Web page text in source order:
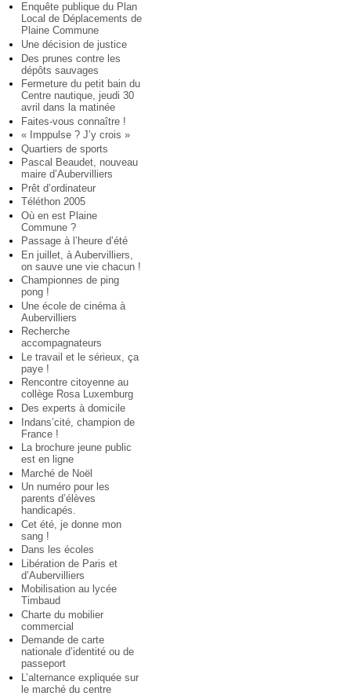
Enquête publique du Plan
Local de Déplacements de
Plaine Commune
Une décision de justice
Des prunes contre les
dépôts sauvages
Fermeture du petit bain du
Centre nautique, jeudi 30
avril dans la matinée
Faites-vous connaître !
« Imppulse ? J’y crois »
Quartiers de sports
Pascal Beaudet, nouveau
maire d’Aubervilliers
Prêt d’ordinateur
Téléthon 2005
Où en est Plaine
Commune ?
Passage à l’heure d’été
En juillet, à Aubervilliers,
on sauve une vie chacun !
Championnes de ping
pong !
Une école de cinéma à
Aubervilliers
Recherche
accompagnateurs
Le travail et le sérieux, ça
paye !
Rencontre citoyenne au
collège Rosa Luxemburg
Des experts à domicile
Indans’cité, champion de
France !
La brochure jeune public
est en ligne
Marché de Noël
Un numéro pour les
parents d’élèves
handicapés.
Cet été, je donne mon
sang !
Dans les écoles
Libération de Paris et
d’Aubervilliers
Mobilisation au lycée
Timbaud
Charte du mobilier
commercial
Demande de carte
nationale d’identité ou de
passeport
L’alternance expliquée sur
le marché du centre